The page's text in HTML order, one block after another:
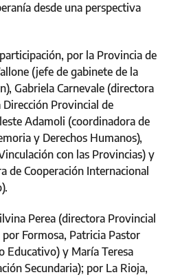
desde una perspectiva
por la Provincia de
(jefe de gabinete de la
Gabriela Carnevale (directora
Provincial de
Adamoli (coordinadora de
y Derechos Humanos),
con las Provincias) y
de Cooperación Internacional
Perea (directora Provincial
Formosa, Patricia Pastor
Educativo) y María Teresa
Secundaria); por La Rioja,